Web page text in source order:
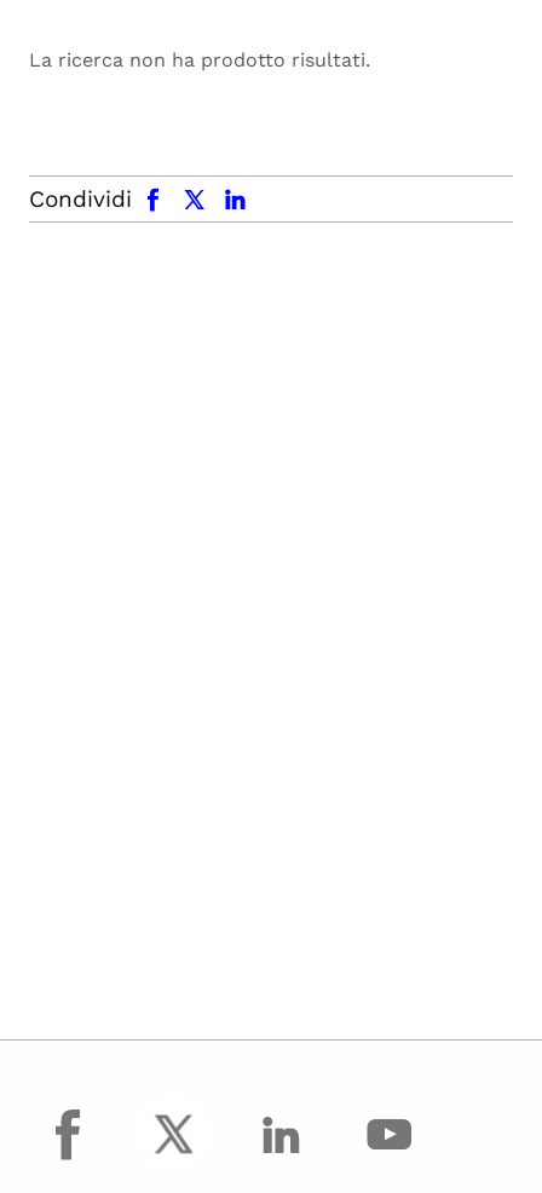
La ricerca non ha prodotto risultati.
Condividi
facebook x.com linkedin
facebook